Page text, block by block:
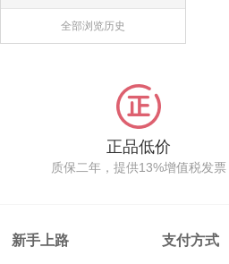
全部浏览历史
正品低价
质保二年，提供13%增值税发票
新手上路 支付方式